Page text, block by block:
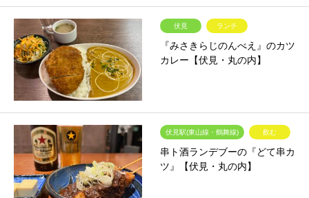
伏見 ランチ
『みさきらじのんべえ』のカツ
カレー【伏見・丸の内】
伏見駅(東山線・鶴舞線) 飲む
串ト酒ランデブーの『どて串カ
ツ』【伏見・丸の内】